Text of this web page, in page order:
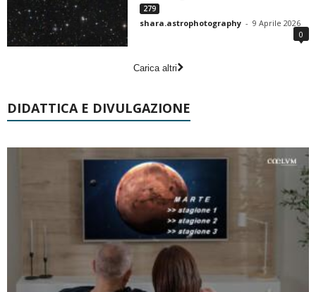
279
shara.astrophotography - 9 Aprile 2026
0
Carica altri
DIDATTICA E DIVULGAZIONE